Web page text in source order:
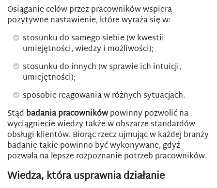
Osiąganie celów przez pracowników wspiera
pozytywne nastawienie, które wyraża się w:
stosunku do samego siebie (w kwestii
umiejętności, wiedzy i możliwości);
stosunku do innych (w sprawie ich intuicji,
umiejętności);
sposobie reagowania w różnych sytuacjach.
Stąd badania pracownikówpowinny pozwolić na
wyciągniecie wiedzy także w obszarze standardów
obsługi klientów. Biorąc rzecz ujmując w każdej branży
badanie takie powinno być wykonywane, gdyż
pozwala na lepsze rozpoznanie potrzeb pracowników.
Wiedza, która usprawnia działanie